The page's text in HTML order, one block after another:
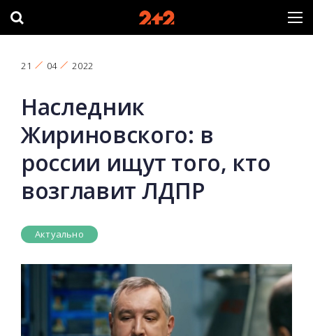
21 04 2022
Наследник
Жириновского: в
россии ищут того, кто
возглавит ЛДПР
Актуально